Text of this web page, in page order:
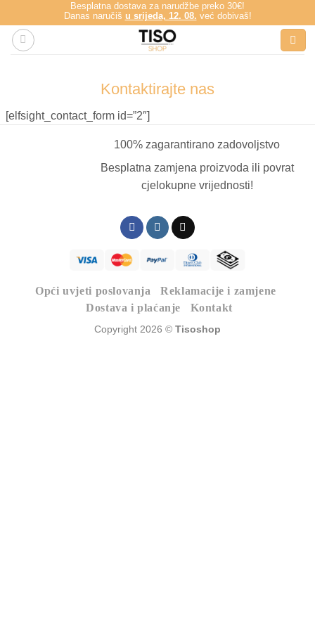
to
content
Besplatna dostava za narudžbe preko 30€!
Danas naručiš u srijeda, 12. 08. već dobivaš!
Kontaktirajte nas
[elfsight_contact_form id=”2″]
100% zagarantirano zadovoljstvo
Besplatna zamjena proizvoda ili povrat
cjelokupne vrijednosti!
Opći uvjeti poslovanja
Reklamacije i zamjene
Dostava i plaćanje
Kontakt
Copyright 2026 © Tisoshop